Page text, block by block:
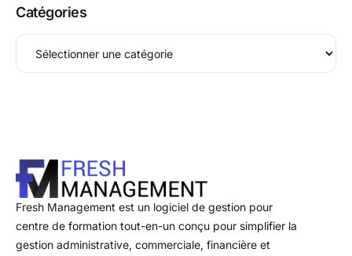
Catégories
Fresh Management est un logiciel de gestion pour
centre de formation tout-en-un conçu pour simplifier la
gestion administrative, commerciale, financière et